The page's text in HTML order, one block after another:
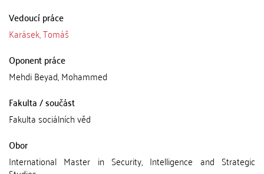
Vedoucí práce
Karásek, Tomáš
Oponent práce
Mehdi Beyad, Mohammed
Fakulta / součást
Fakulta sociálních věd
Obor
International Master in Security, Intelligence and Strategic